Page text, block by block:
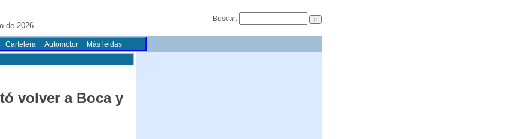
de 2026
Buscar:
Cartelera Automotor Más leidas
volver a Boca y